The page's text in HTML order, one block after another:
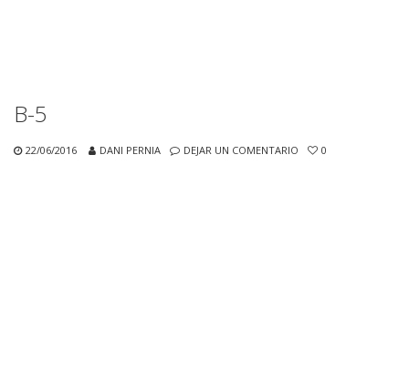
B-5
22/06/2016 DANI PERNIA DEJAR UN COMENTARIO 0